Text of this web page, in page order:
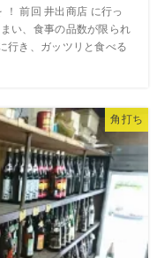
！ 前回 井出商店 に行っ
い、食事の品数が限られ
行き、ガッツリと食べる
角打ち